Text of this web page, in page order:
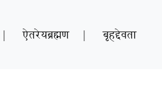
| ऐतरेयब्रह्मण | बृहद्देवता